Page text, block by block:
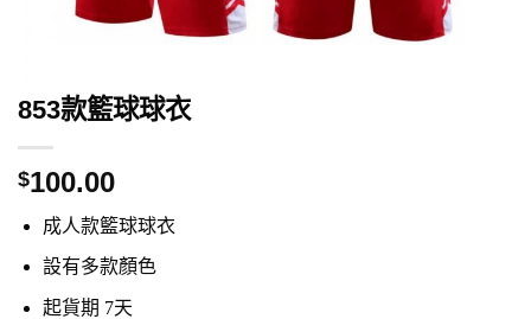
853款籃球球衣
$100.00
成人款籃球球衣
設有多款顏色
起貨期 7天